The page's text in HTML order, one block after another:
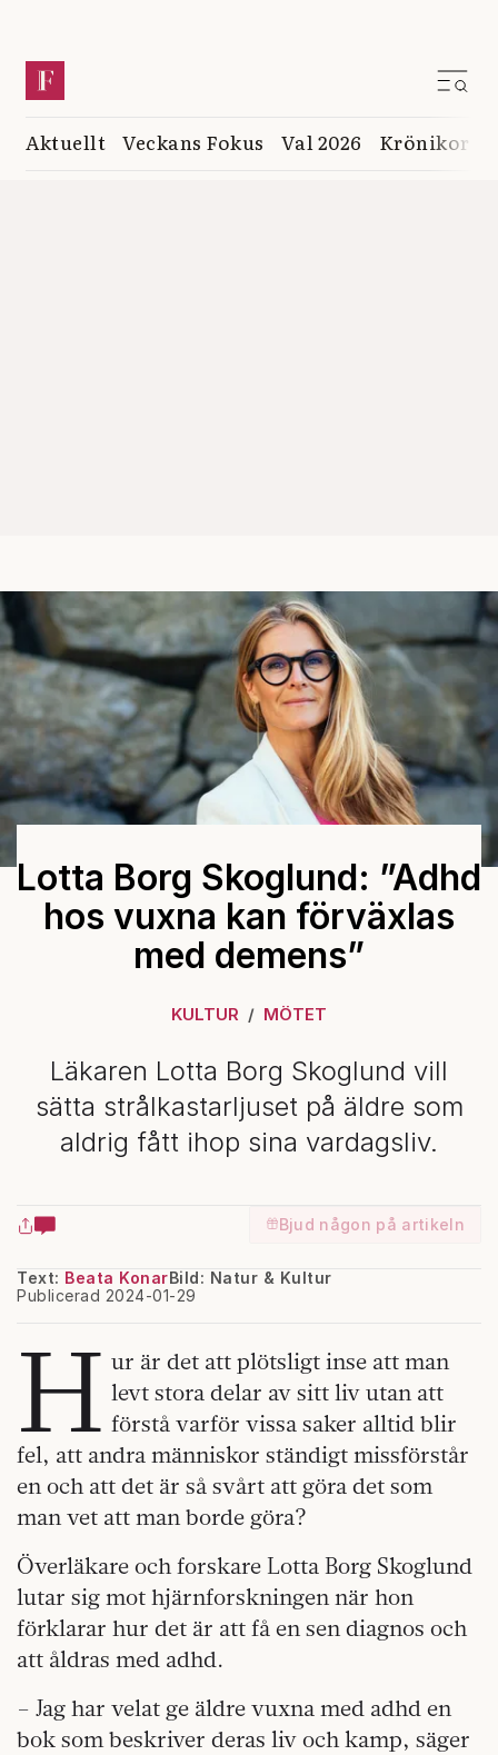
Aktuellt Veckans Fokus Val 2026 Krönikor
Lotta Borg Skoglund: ”Adhd
hos vuxna kan förväxlas
med demens”
KULTUR MÖTET
Läkaren Lotta Borg Skoglund vill
sätta strålkastarljuset på äldre som
aldrig fått ihop sina vardagsliv.
Bjud någon på artikeln
Text: Beata Konar
Publicerad 2024-01-29
Bild: Natur & Kultur
H ur är det att plötsligt inse att man
levt stora delar av sitt liv utan att
förstå varför vissa saker alltid blir
fel, att andra människor ständigt missförstår
en och att det är så svårt att göra det som
man vet att man borde göra?
Överläkare och forskare Lotta Borg Skoglund
lutar sig mot hjärnforskningen när hon
förklarar hur det är att få en sen diagnos och
att åldras med adhd.
– Jag har velat ge äldre vuxna med adhd en
bok som beskriver deras liv och kamp, säger